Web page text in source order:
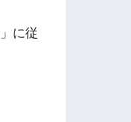
」に従